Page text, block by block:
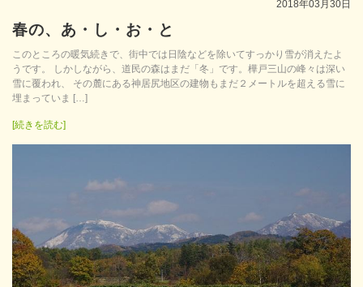
2018年03月30日
春の、あ・し・お・と
このところの暖気続きで、街中では日陰などを除いてすっかり雪が消えたよ
うです。 しかしながら、道民の森はまだ「冬」です。樺戸三山の峰々は深い
雪に覆われ、 その麓にある神居尻地区の建物もまだ２メートルを超える雪に
埋まっていま […]
[続きを読む]